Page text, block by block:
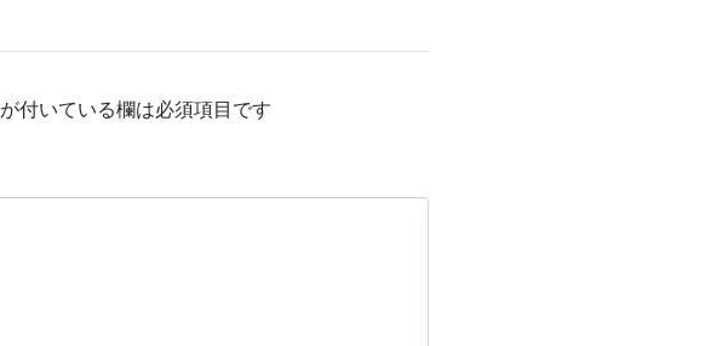
が付いている欄は必須項目です